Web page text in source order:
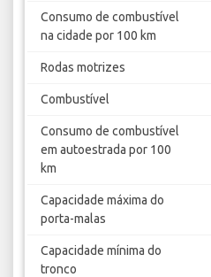
Consumo de combustível
na cidade por 100 km
Rodas motrizes
Combustível
Consumo de combustível
em autoestrada por 100
km
Capacidade máxima do
porta-malas
Capacidade mínima do
tronco